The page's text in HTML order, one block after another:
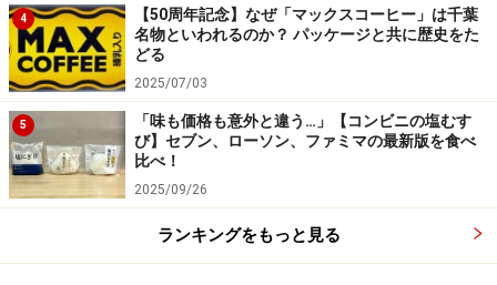
チョコチップはあくまでフルーツの引き立て役！
こちらはゼリーではなくチョコチップを合わせているの
ですが、その量や大きさのバランスが絶妙！ チョコの甘
みや苦み、パリッとした歯触りが、主役のマンゴーの味
を邪魔せずにほどよいさじ加減で効いています。
4
【50周年記念】なぜ「マックスコーヒー」は千葉
名物といわれるのか？ パッケージと共に歴史をた
どる
2025/07/03
5
「味も価格も意外と違う…」【コンビニの塩むす
び】セブン、ローソン、ファミマの最新版を食べ
比べ！
2025/09/26
ランキングをもっと見る